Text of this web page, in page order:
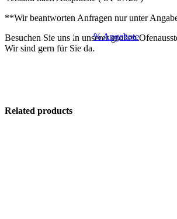
% Angebote
**Wir beantworten Anfragen nur unter
Besuchen Sie uns in unserer großen
Wir sind gern für Sie da.
Related products